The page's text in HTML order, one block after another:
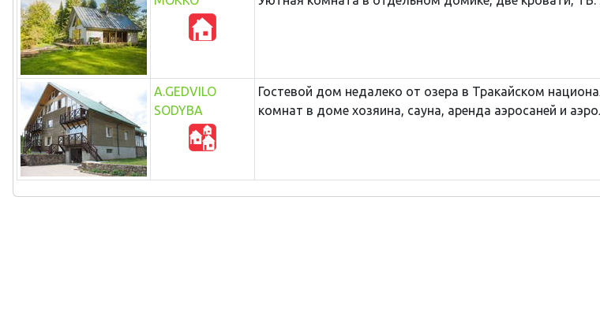
A.GEDVILO
SODYBA
Гостевой дом недалеко от озера в Тракайском
комнат в доме хозяина, сауна, аренда аэросаней и